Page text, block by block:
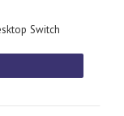
Switch